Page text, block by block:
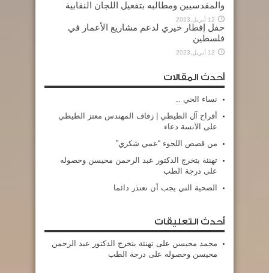
والمقدسيين ومطالبه بتفعيل اللجان النقابية
12 أبريل,2023
حفل إفطار خيري لدعم مشاريع الأعمار في
فلسطين
12 أبريل,2023
أحدث المقالات
نساء الحي ..
أفراح آل الطيطي | زفاف المهندس معتز الطيطي
على الآنسة دعاء
من قصص اللجوء “عمي شكري”
تهنئة بتخرج الدكتور عبد الرحمن محيسن وحصوله
على درجة الطب
الضحية التي يجب أن تعتذر دائما
أحدث التعليقات
محمد محيسن على تهنئة بتخرج الدكتور عبد الرحمن
محيسن وحصوله على درجة الطب